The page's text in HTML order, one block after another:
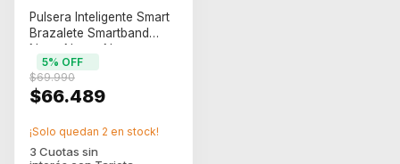
Pulsera Inteligente Smart
Brazalete Smartband
Noga Negro Negro
$66.489
$69.990
5% OFF
¡Solo quedan 2 en stock!